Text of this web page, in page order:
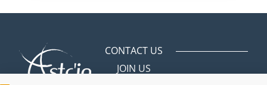
CONTACT US
JOIN US
Avenue des